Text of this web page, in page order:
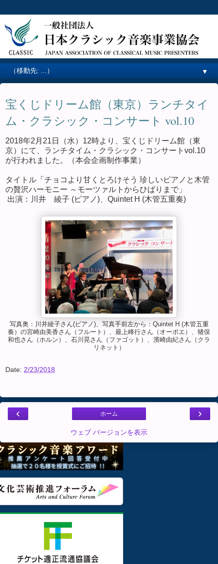
▼
宝くじドリーム館（東京）ランチタイ
ム・クラシック・コンサート vol.10
2018年2月21日（水）12時より、宝くじドリーム館（東
京）にて、ランチタイム・クラシック・コンサートvol.10
が行われました。（本会企画制作事業）
タイトル「チョコより甘くとろけそう 珍しいピアノと木管
の贅沢ハーモニー ～モーツァルトからひばりまで」
出演：川井 綾子 (ピアノ)、Quintet H (木管五重奏)
写真奥：川井綾子さん(ピアノ)、写真手前左から：Quintet H (木管五重
奏）の宮崎由美香さん（フルート）、最上峰行さん（オーボエ）、猪俣
和也さん（ホルン）、石川晃さん（ファゴット）、濱崎由紀さん（クラ
リネット）
Date: 2/23/2018
‹ ›
ホーム
ウェブ バージョンを表示